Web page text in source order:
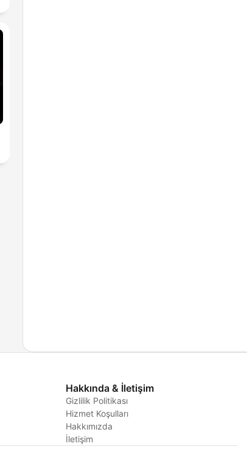
Hakkında & İletişim
Gizlilik Politikası
Hizmet Koşulları
Hakkımızda
İletişim